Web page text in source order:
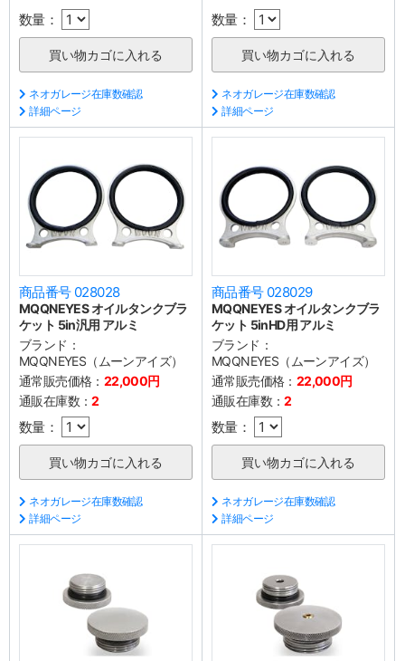
数量：
ネオガレージ在庫数確認
詳細ページ
数量：
ネオガレージ在庫数確認
詳細ページ
商品番号 028028
MQQNEYES オイルタンクブラ
ケット 5in汎用 アルミ
ブランド：
MQQNEYES（ムーンアイズ）
通常販売価格： 22,000円
通販在庫数：2
数量：
ネオガレージ在庫数確認
詳細ページ
商品番号 028029
MQQNEYES オイルタンクブラ
ケット 5inHD用 アルミ
ブランド：
MQQNEYES（ムーンアイズ）
通常販売価格： 22,000円
通販在庫数：2
数量：
ネオガレージ在庫数確認
詳細ページ